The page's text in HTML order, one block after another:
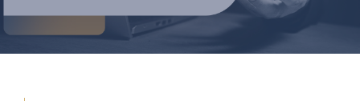
Produtos e serviços